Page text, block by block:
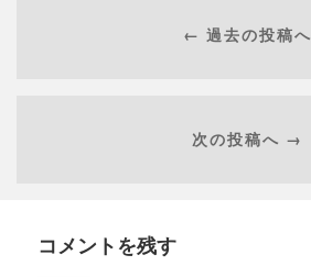
← 過去の投稿へ
次の投稿へ →
コメントを残す